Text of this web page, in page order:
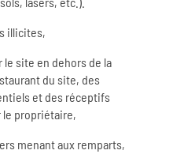
illicites,
le site en dehors de la
du site, des
et des réceptifs
le propriétaire,
menant aux remparts,